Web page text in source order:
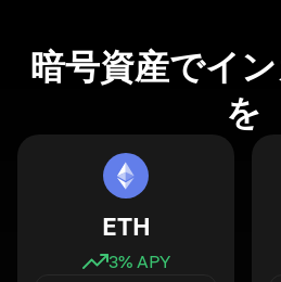
暗号資産でイ
を
ETH
3% APY